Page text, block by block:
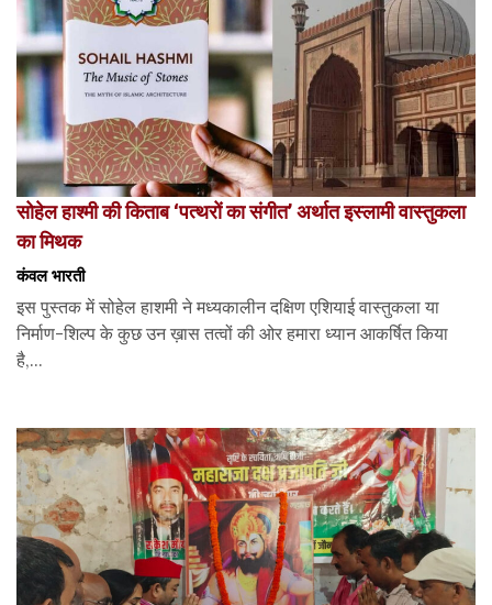
सोहेल हाश्मी की किताब ‘पत्थरों का संगीत’ अर्थात इस्लामी वास्तुकला
का मिथक
कंवल भारती
इस पुस्तक में सोहेल हाशमी ने मध्यकालीन दक्षिण एशियाई वास्तुकला या
निर्माण-शिल्प के कुछ उन ख़ास तत्वों की ओर हमारा ध्यान आकर्षित किया
है,...